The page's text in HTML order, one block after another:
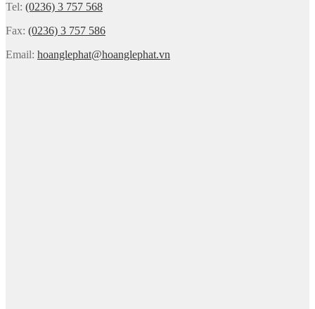
Tel: (0236) 3 757 568
Fax: (0236) 3 757 586
Email: hoanglephat@hoanglephat.vn